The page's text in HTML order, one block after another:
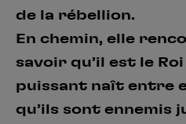
de la rébellion.
En chemin, elle
savoir qu’il est le
puissant naît entre
qu’ils sont ennemis